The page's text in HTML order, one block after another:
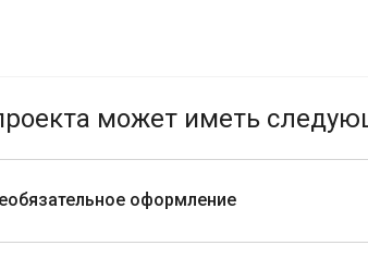
может иметь
оформление